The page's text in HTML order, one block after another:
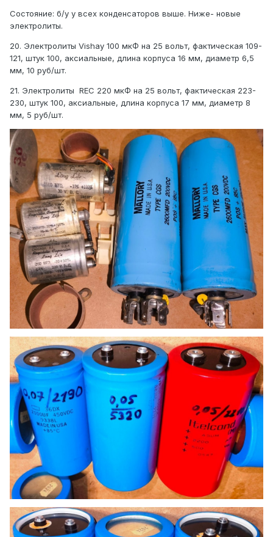
Состояние: б/у у всех конденсаторов выше. Ниже- новые
электролиты.
20. Электролиты Vishay 100 мкФ на 25 вольт, фактическая 109-
121, штук 100, аксиальные, длина корпуса 16 мм, диаметр 6,5
мм, 10 руб/шт.
21. Электролиты REC 220 мкФ на 25 вольт, фактическая 223-
230, штук 100, аксиальные, длина корпуса 17 мм, диаметр 8
мм, 5 руб/шт.